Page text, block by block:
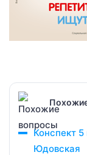
Конспект
Юдовская